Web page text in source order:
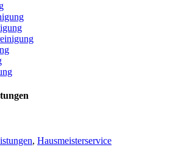
, Hausmeisterservice